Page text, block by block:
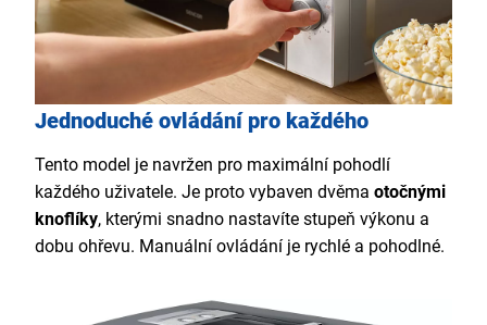
Jednoduché ovládání pro každého
Tento model je navržen pro maximální pohodlí
každého uživatele. Je proto vybaven dvěma otočnými
knoflíky, kterými snadno nastavíte stupeň výkonu a
dobu ohřevu. Manuální ovládání je rychlé a pohodlné.